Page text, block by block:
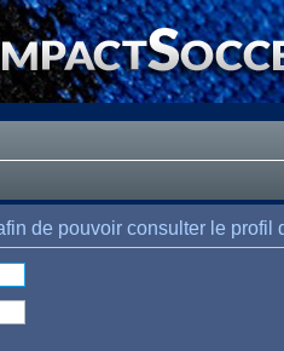
de pouvoir consulter le profil